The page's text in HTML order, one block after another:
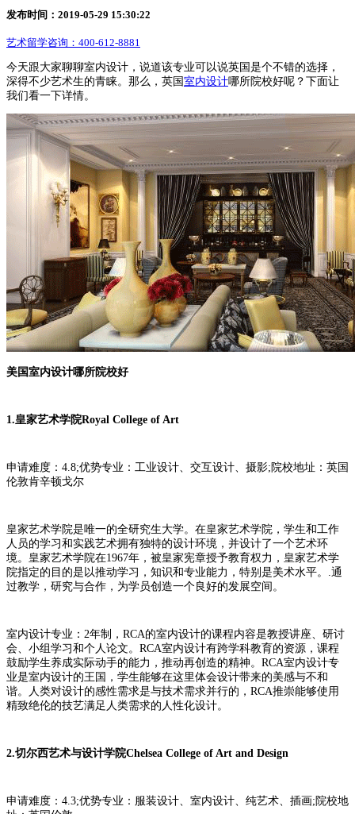
发布时间：2019-05-29 15:30:22
艺术留学咨询： 400-612-8881
今天跟大家聊聊室内设计，说道该专业可以说英国是个不错的选择，
深得不少艺术生的青睐。那么，英国 室内设计哪所院校好呢？下面让
我们看一下详情。
美国室内设计哪所院校好
1.皇家艺术学院Royal College of Art
申请难度：4.8;优势专业：工业设计、交互设计、摄影;院校地址：英国
伦敦肯辛顿戈尔
皇家艺术学院是唯一的全研究生大学。在皇家艺术学院，学生和工作
人员的学习和实践艺术拥有独特的设计环境，并设计了一个艺术环
境。皇家艺术学院在1967年，被皇家宪章授予教育权力，皇家艺术学
院指定的目的是以推动学习，知识和专业能力，特别是美术水平。.通
过教学，研究与合作，为学员创造一个良好的发展空间。
室内设计专业：2年制，RCA的室内设计的课程内容是教授讲座、研讨
会、小组学习和个人论文。RCA室内设计有跨学科教育的资源，课程
鼓励学生养成实际动手的能力，推动再创造的精神。RCA室内设计专
业是室内设计的王国，学生能够在这里体会设计带来的美感与不和
谐。人类对设计的感性需求是与技术需求并行的，RCA推崇能够使用
精致绝伦的技艺满足人类需求的人性化设计。
2.切尔西艺术与设计学院Chelsea College of Art and Design
申请难度：4.3;优势专业：服装设计、室内设计、纯艺术、插画;院校地